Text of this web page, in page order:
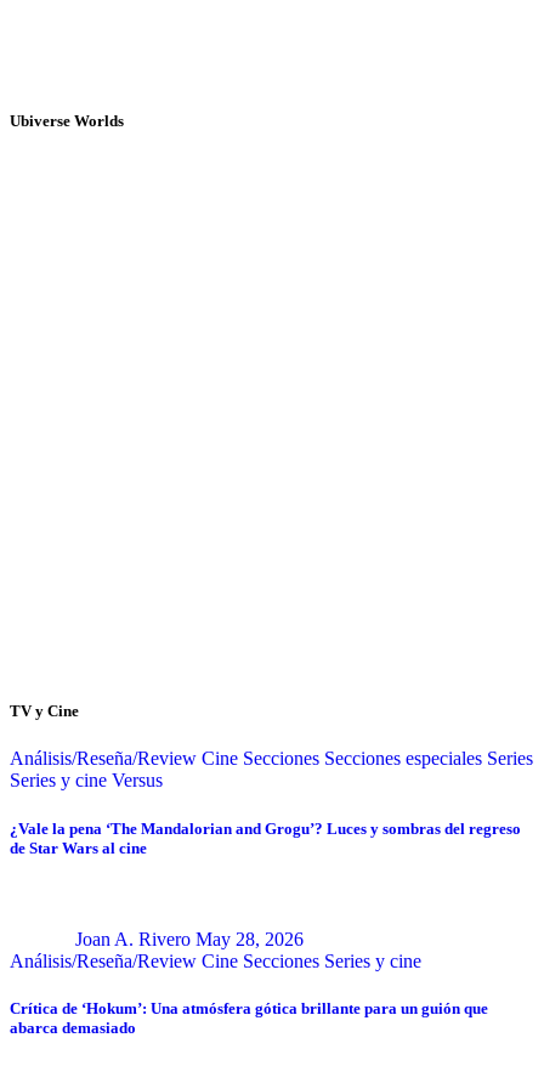
Ubiverse Worlds
TV y Cine
Análisis/Reseña/Review Cine Secciones Secciones especiales Series
Series y cine Versus
¿Vale la pena ‘The Mandalorian and Grogu’? Luces y sombras del regreso
de Star Wars al cine
Joan A. Rivero May 28, 2026
Análisis/Reseña/Review Cine Secciones Series y cine
Crítica de ‘Hokum’: Una atmósfera gótica brillante para un guión que
abarca demasiado